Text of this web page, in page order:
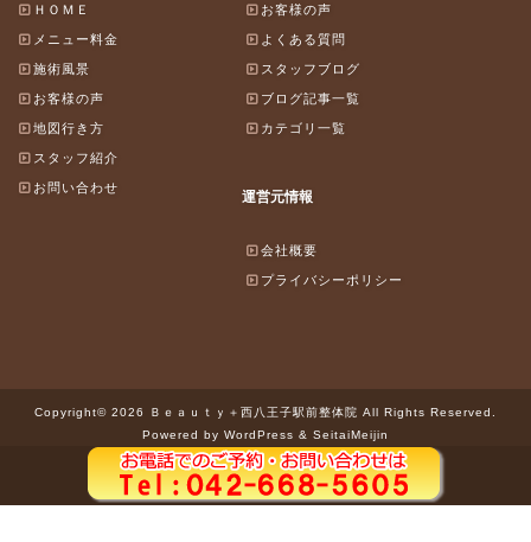
ＨＯＭＥ
メニュー料金
施術風景
お客様の声
地図行き方
スタッフ紹介
お問い合わせ
お客様の声
よくある質問
スタッフブログ
ブログ記事一覧
カテゴリ一覧
運営元情報
会社概要
プライバシーポリシー
Copyright© 2026 Ｂｅａｕｔｙ＋西八王子駅前整体院 All Rights Reserved.
Powered by WordPress & SeitaiMeijin